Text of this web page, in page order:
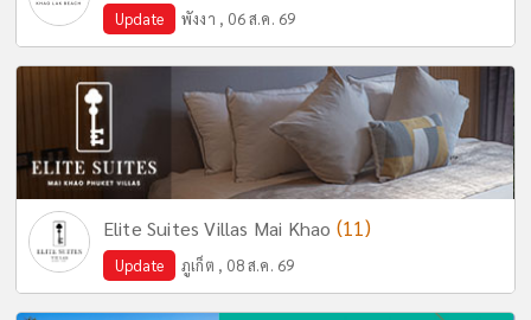
Update พังงา , 06 ส.ค. 69
Elite Suites Villas Mai Khao (11)
Update ภูเก็ต , 08 ส.ค. 69